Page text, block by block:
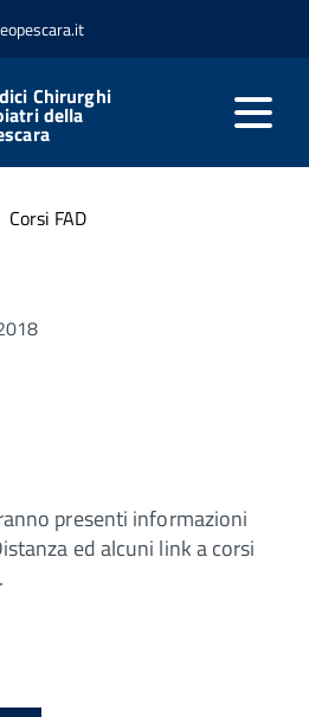
Chirurghi
della
Corsi FAD
presenti informazioni
ed alcuni link a corsi